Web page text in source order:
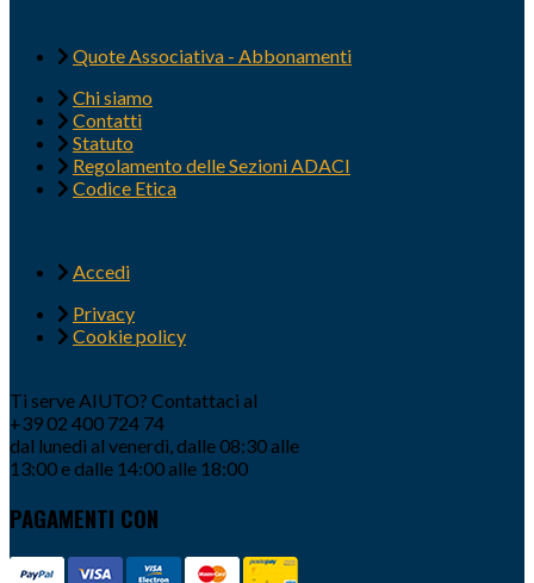
Quote Associativa - Abbonamenti
Chi siamo
Contatti
Statuto
Regolamento delle Sezioni ADACI
Codice Etica
Accedi
Privacy
Cookie policy
Ti serve AIUTO? Contattaci al
+39 02 400 724 74
dal lunedì al venerdì, dalle 08:30 alle
13:00 e dalle 14:00 alle 18:00
PAGAMENTI CON